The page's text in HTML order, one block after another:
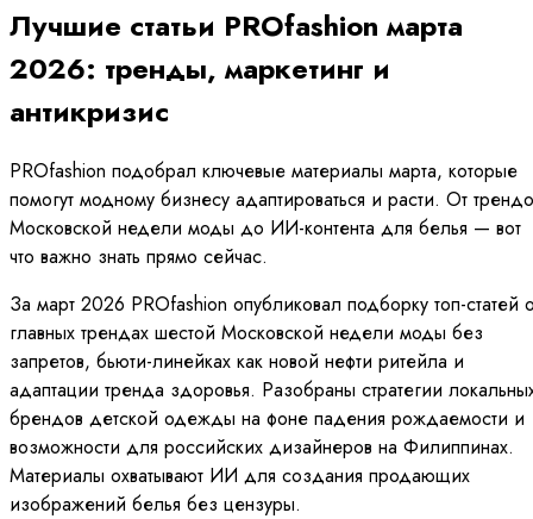
Лучшие статьи PROfashion марта
2026: тренды, маркетинг и
антикризис
PROfashion подобрал ключевые материалы марта, которые
помогут модному бизнесу адаптироваться и расти. От
Московской недели моды до ИИ-контента для белья — вот
что важно знать прямо сейчас.
За март 2026 PROfashion опубликовал подборку топ-статей
главных трендах шестой Московской недели моды без
запретов, бьюти-линейках как новой нефти ритейла и
адаптации тренда здоровья. Разобраны стратегии
брендов детской одежды на фоне падения рождаемости и
возможности для российских дизайнеров на Филиппинах.
Материалы охватывают ИИ для создания продающих
изображений белья без цензуры.